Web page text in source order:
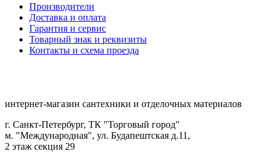
Производители
Доставка и оплата
Гарантия и сервис
Товарный знак и реквизиты
Контакты и схема проезда
интернет-магазин сантехники и отделочных материалов
г. Санкт-Петербург, ТК "Торговый город"
м. "Международная", ул. Будапештская д.11,
2 этаж секция 29